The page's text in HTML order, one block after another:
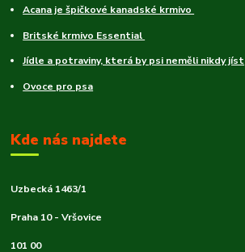
Acana je špičkové kanadské krmivo
Britské krmivo Essential
Jídle a potraviny, která by psi neměli nikdy jíst
Ovoce pro psa
Kde nás najdete
Uzbecká 1463/1
Praha 10 - Vršovice
101 00